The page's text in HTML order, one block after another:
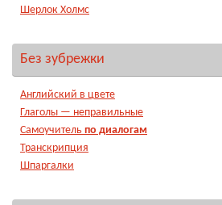
Шерлок Холмс
Без зубрежки
Английский в цвете
Глаголы — неправильные
Самоучитель по диалогам
Транскрипция
Шпаргалки